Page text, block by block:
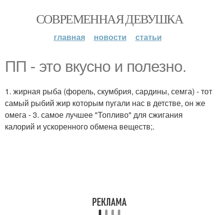
СОВРЕМЕННАЯ ДЕВУШКА
главная новости статьи
ПП - это вкусно и полезно.
1. жирная рыба (форель, скумбрия, сардины, семга) - тот
самый рыбий жир которым пугали нас в детстве, он же
омега - 3. самое лучшее "Топливо" для сжигания
калорий и ускоренного обмена веществ;.